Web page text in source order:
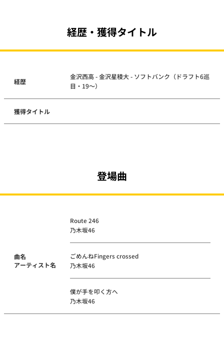
経歴・獲得タイトル
経歴
金沢西高 - 金沢星稜大 - ソフトバンク（ドラフト6巡
目・19～）
獲得タイトル
登場曲
曲名
アーティスト名
Route 246
乃木坂46
ごめんねFingers crossed
乃木坂46
僕が手を叩く方へ
乃木坂46